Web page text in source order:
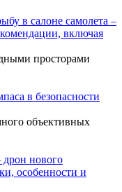
в салоне самолета –
включая
просторами
в безопасности
объективных
дрон нового
особенности и